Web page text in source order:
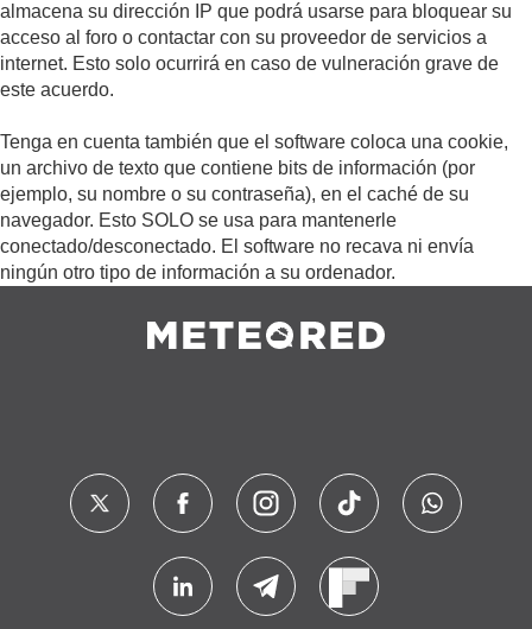
almacena su dirección IP que podrá usarse para bloquear su
acceso al foro o contactar con su proveedor de servicios a
internet. Esto solo ocurrirá en caso de vulneración grave de
este acuerdo.
Tenga en cuenta también que el software coloca una cookie,
un archivo de texto que contiene bits de información (por
ejemplo, su nombre o su contraseña), en el caché de su
navegador. Esto SOLO se usa para mantenerle
conectado/desconectado. El software no recava ni envía
ningún otro tipo de información a su ordenador.